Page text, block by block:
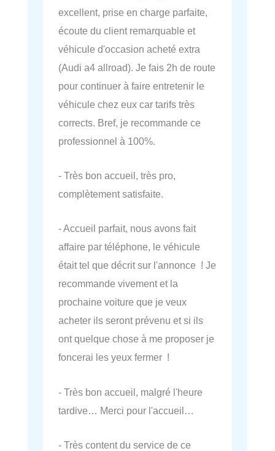
excellent, prise en charge parfaite,
écoute du client remarquable et
véhicule d'occasion acheté extra
(Audi a4 allroad). Je fais 2h de route
pour continuer à faire entretenir le
véhicule chez eux car tarifs très
corrects. Bref, je recommande ce
professionnel à 100%.
- Très bon accueil, très pro,
complètement satisfaite.
- Accueil parfait, nous avons fait
affaire par téléphone, le véhicule
était tel que décrit sur l'annonce ! Je
recommande vivement et la
prochaine voiture que je veux
acheter ils seront prévenu et si ils
ont quelque chose à me proposer je
foncerai les yeux fermer !
- Très bon accueil, malgré l'heure
tardive… Merci pour l'accueil…
- Très content du service de ce